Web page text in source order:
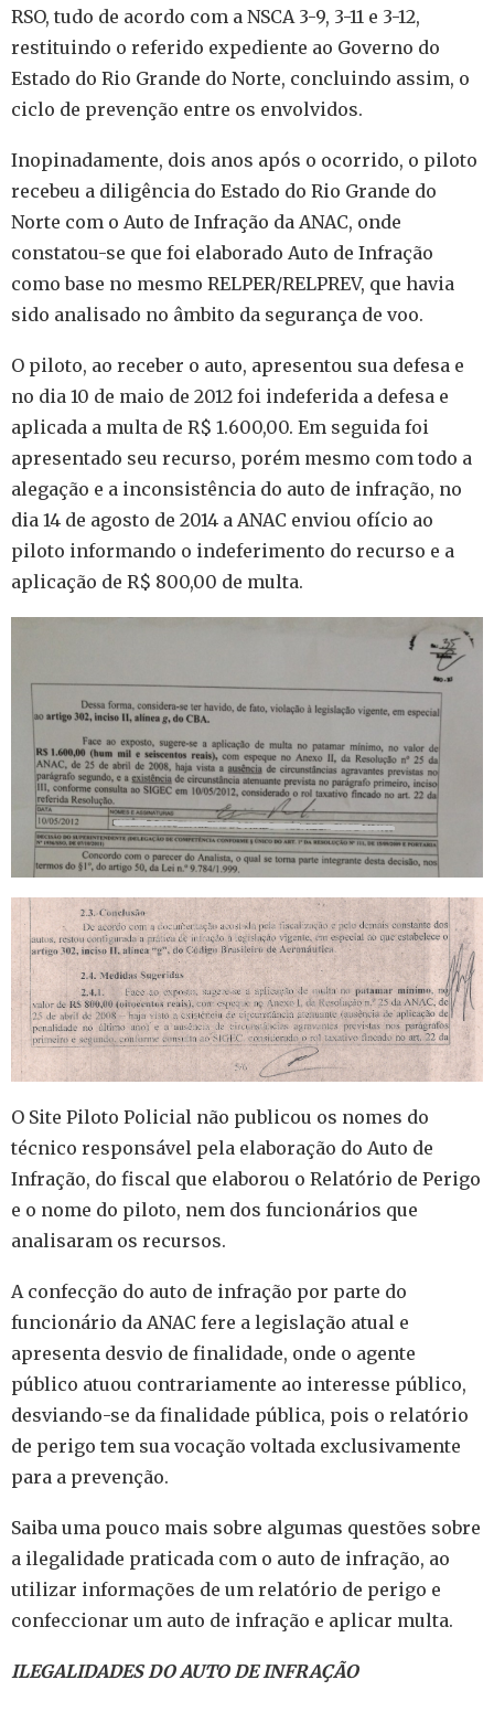
RSO, tudo de acordo com a NSCA 3-9, 3-11 e 3-12,
restituindo o referido expediente ao Governo do
Estado do Rio Grande do Norte, concluindo assim, o
ciclo de prevenção entre os envolvidos.
Inopinadamente, dois anos após o ocorrido, o piloto
recebeu a diligência do Estado do Rio Grande do
Norte com o Auto de Infração da ANAC, onde
constatou-se que foi elaborado Auto de Infração
como base no mesmo RELPER/RELPREV, que havia
sido analisado no âmbito da segurança de voo.
O piloto, ao receber o auto, apresentou sua defesa e
no dia 10 de maio de 2012 foi indeferida a defesa e
aplicada a multa de R$ 1.600,00. Em seguida foi
apresentado seu recurso, porém mesmo com todo a
alegação e a inconsistência do auto de infração, no
dia 14 de agosto de 2014 a ANAC enviou ofício ao
piloto informando o indeferimento do recurso e a
aplicação de R$ 800,00 de multa.
O Site Piloto Policial não publicou os nomes do
técnico responsável pela elaboração do Auto de
Infração, do fiscal que elaborou o Relatório de Perigo
e o nome do piloto, nem dos funcionários que
analisaram os recursos.
A confecção do auto de infração por parte do
funcionário da ANAC fere a legislação atual e
apresenta desvio de finalidade, onde o agente
público atuou contrariamente ao interesse público,
desviando-se da finalidade pública, pois o relatório
de perigo tem sua vocação voltada exclusivamente
para a prevenção.
Saiba uma pouco mais sobre algumas questões sobre
a ilegalidade praticada com o auto de infração, ao
utilizar informações de um relatório de perigo e
confeccionar um auto de infração e aplicar multa.
ILEGALIDADES DO AUTO DE INFRAÇÃO